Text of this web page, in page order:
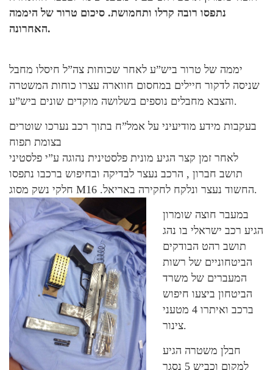
נתפסו רובה קרלו ותחמושת. סיכום טרור של היממה
האחרונה.
יממה של טרור ביש”ע לאחר שכוחות צה”ל חיסלו מחבל
שניסה לדקור חיילים במחסום חווארה עצרו כוחות המשטרה
והצבא מחבלים נוספים בשלושה מוקדים שונים ביש”ע.
בעקבות מידע מודיעיני על אמל”ח בתוך רכב נערכו שוטרים
בצומת תפוח
לאחר זמן קצר הגיע מונית פלסטינית נהוגה ע”י פלסטיני
תושב חברון , הרכב נעצר לבדיקה ובחיפוש ברכבו נתפסו
חלקי נשק מסוג M16 .החשוד נעצר ונלקח לחקירה באריאל.
במעבר חוצה שומרון
הגיע רכב ישראלי בו נהג
תושב רהט הבודקים
הביטחוניים של רשות
המעברים של משרד
הביטחון ביצעו חיפוש
ברכב ואיתרו 4 מטעני
צינור.
חבלן משטרה הגיע
למקום וכביש 5 נסגר